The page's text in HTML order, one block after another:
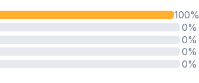
100%
0%
0%
0%
0%